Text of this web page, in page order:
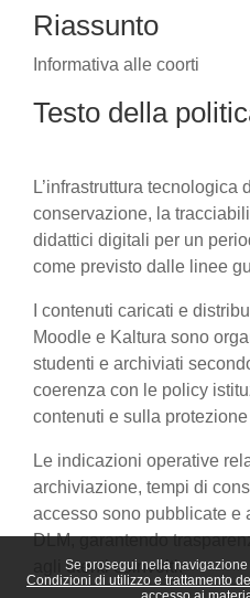
Se prosegui nella
Condizioni di utilizzo e trattamento
Riassunto
Informativa alle coorti
Testo della
L’infrastruttura tecnologica
conservazione, la
didattici digitali per un
come previsto dalle linee
I contenuti caricati e
Moodle e Kaltura sono
studenti e archiviati
coerenza con le policy
contenuti e sulla
Le indicazioni operative
archiviazione, tempi di
accesso sono pubblicate e
DLM, garantendo
agli utenti coinvolti.